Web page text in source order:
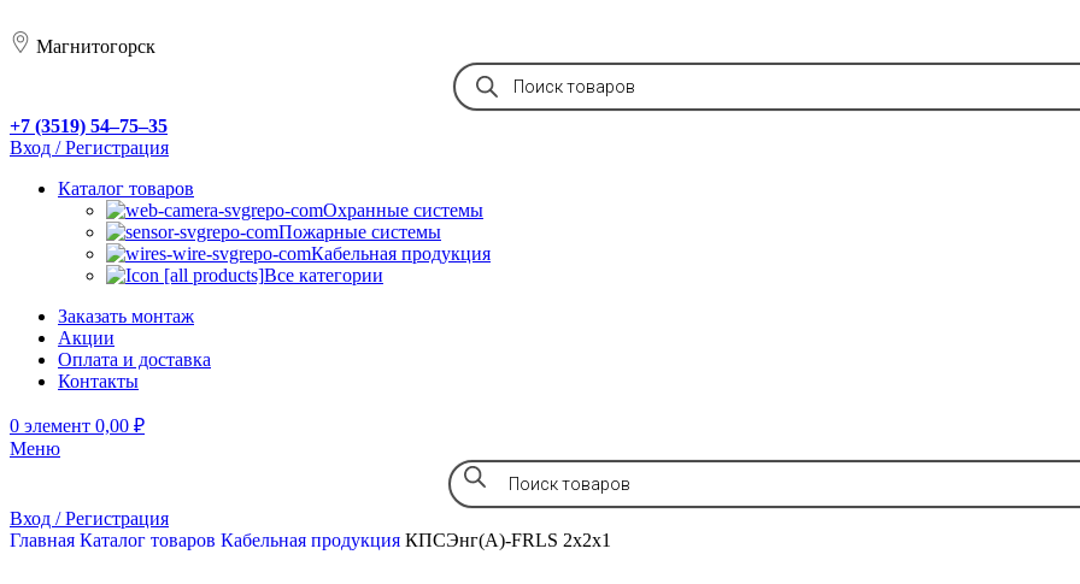
Магнитогорск
+7 (3519) 54‒75‒35
Вход / Регистрация
Каталог товаров
Охранные системы
Пожарные системы
Кабельная продукция
Все категории
Заказать монтаж
Акции
Оплата и доставка
Контакты
0 элемент 0,00 ₽
Меню
Вход / Регистрация
Главная Каталог товаров Кабельная продукция КПСЭнг(А)-FRLS 2х2х1